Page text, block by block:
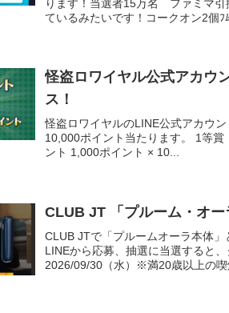
ります！当選者15万名 ファミマ引
ているみたいです！コークオン2個ﾌﾑ
怪盗ロワイヤル公式アカウ
ス！
怪盗ロワイヤルのLINE公式アカウ
10,000ポイント当たります。 1等
ント 1,000ポイント × 10...
CLUB JT 「プルーム・オ
CLUB JTで「プルームオーラ本体
LINEから応募、抽選に当選すると
2026/09/30（水）※満20歳以上の喫